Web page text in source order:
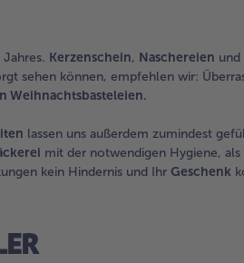
Kerzenschein, Naschereien und
sehen können, empfehlen wir:
Weihnachtsbasteleien.
lassen uns außerdem zumindest
mit der notwendigen Hygiene, als
kein Hindernis und Ihr Geschenk